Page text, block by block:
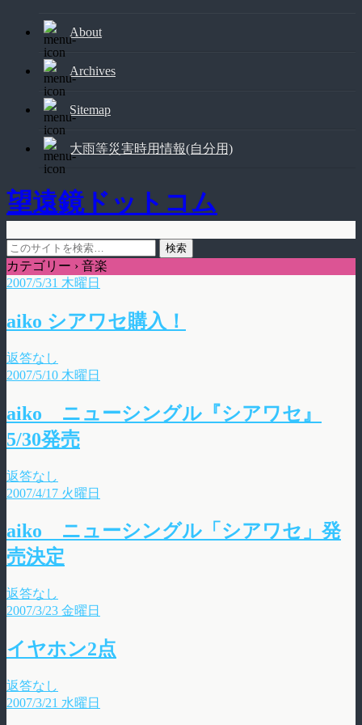
About
Archives
Sitemap
大雨等災害時用情報(自分用)
望遠鏡ドットコム
カテゴリー › 音楽
2007/5/31 木曜日
aiko シアワセ購入！
返答なし
2007/5/10 木曜日
aiko ニューシングル『シアワセ』
5/30発売
返答なし
2007/4/17 火曜日
aiko ニューシングル「シアワセ」発
売決定
返答なし
2007/3/23 金曜日
イヤホン2点
返答なし
2007/3/21 水曜日